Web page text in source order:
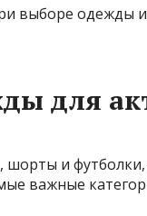
выборе одежды
для
и футболки,
важные